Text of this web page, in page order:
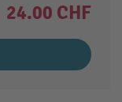
24.00 CHF